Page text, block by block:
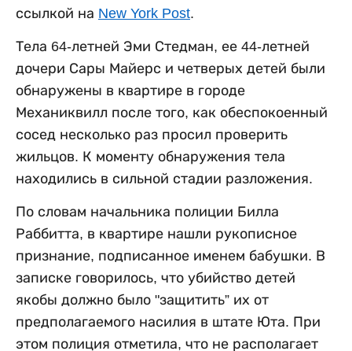
ссылкой на New York Post.
Тела 64-летней Эми Стедман, ее 44-летней
дочери Сары Майерс и четверых детей были
обнаружены в квартире в городе
Механиквилл после того, как обеспокоенный
сосед несколько раз просил проверить
жильцов. К моменту обнаружения тела
находились в сильной стадии разложения.
По словам начальника полиции Билла
Раббитта, в квартире нашли рукописное
признание, подписанное именем бабушки. В
записке говорилось, что убийство детей
якобы должно было "защитить” их от
предполагаемого насилия в штате Юта. При
этом полиция отметила, что не располагает